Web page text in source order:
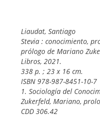
Liaudat, Santiago
Stevia : conocimiento,
prólogo de Mariano
Libros, 2021.
338 p. ; 23 x 16 cm.
ISBN 978-987-8451-10-7
1. Sociología del
Zukerfeld, Mariano,
CDD 306.42